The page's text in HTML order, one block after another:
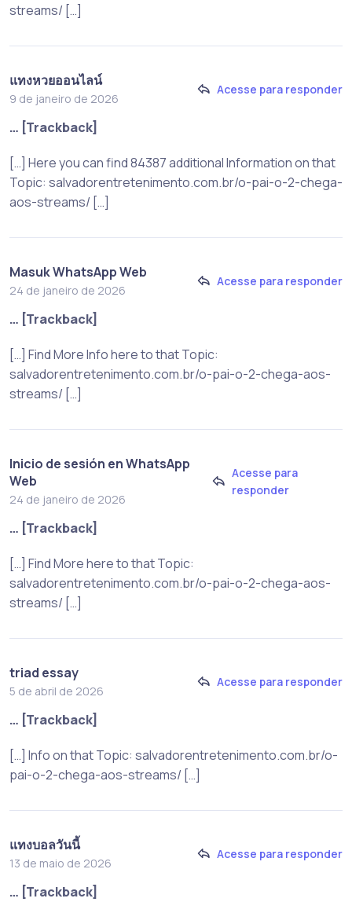
streams/ […]
แทงหวยออนไลน์
9 de janeiro de 2026
Acesse para responder
… [Trackback]
[…] Here you can find 84387 additional Information on that
Topic: salvadorentretenimento.com.br/o-pai-o-2-chega-
aos-streams/ […]
Masuk WhatsApp Web
24 de janeiro de 2026
Acesse para responder
… [Trackback]
[…] Find More Info here to that Topic:
salvadorentretenimento.com.br/o-pai-o-2-chega-aos-
streams/ […]
Inicio de sesión en WhatsApp
Web
24 de janeiro de 2026
Acesse para
responder
… [Trackback]
[…] Find More here to that Topic:
salvadorentretenimento.com.br/o-pai-o-2-chega-aos-
streams/ […]
triad essay
5 de abril de 2026
Acesse para responder
… [Trackback]
[…] Info on that Topic: salvadorentretenimento.com.br/o-
pai-o-2-chega-aos-streams/ […]
แทงบอลวันนี้
13 de maio de 2026
Acesse para responder
… [Trackback]